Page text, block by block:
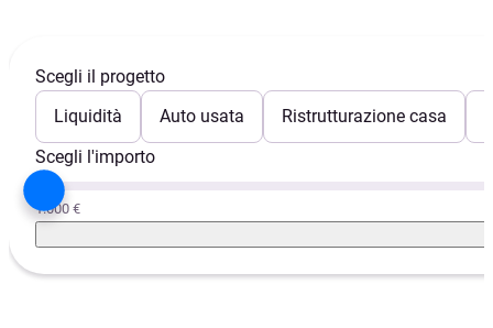
Scegli il progetto
Liquidità
Auto usata Ristrutturazione casa
Scegli l'importo
1.000 €